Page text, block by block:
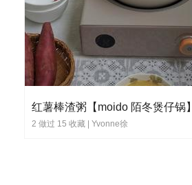
红薯棒渣粥【moido 陌冬煲仔锅】
2 做过 15 收藏 | Yvonne徐